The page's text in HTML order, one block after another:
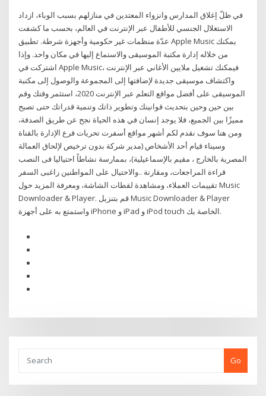
في ظلّ إغلاق المدارس وانزواء المعتدين في منازلهم بسبب الوباء، ازداد
الاستغلال الجنسي للأطفال عبر الإنترنت في العالم، بحسب ما كشفت
عدّة منظمات غير حكومية وأجهزة شرطة. تطبيق Apple Music يمكنك
من خلاله إدارة مكتبة الموسيقى والاستماع إليها في مكان واحد. وإذا
اشتركت في Apple Music، فيمكنك تشغيل ملايين الأغاني عبر الإنترنت
واكتشاف موسيقى جديدة لإضافتها إلى المجموعة والوصول إلى مكتبة
الموسيقى على أفضل مواقع التعلم عبر الإنترنت 2020، استثمر وقتك وقم
بين حين وحين بتحديث قوانينك وتطوير ذاتك وتنمية قدراتك حتى تصبح
مميزًا بين الجميع، فلا يوجد إنسان في هذه الحياة نجح عن طريق الصدفة،
ومن هنا سوف نقدم لكم أشهر مواقع أسفرت تحريات فرع الإدارة بالقناة
وسيناء قيام أحد الأشخاص (مدير شركة بدون ترخيص لإلحاق العمالة
المصرية بالخارج ، مقيم بالإسماعيلية)، بممارسة نشاطاً احتياليا فى النصب
والاحتيال على المواطنين راغبى السفر.. ‎قراءة المراجعات، ومقارنة
تقييمات العملاء، ومشاهدة لقطات الشاشة، ومعرفة المزيد حول Music
Downloader & Player. قم بتنزيل Music Downloader & Player
واستمتع به على أجهزة iPhone و iPad و iPod touch الخاصة بك.
Go